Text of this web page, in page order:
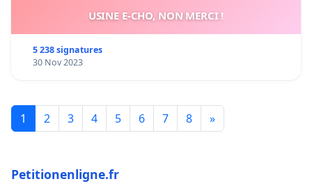
USINE E-CHO, NON MERCI !
5 238 signatures
30 Nov 2023
1 2 3 4 5 6 7 8 »
Petitionenligne.fr